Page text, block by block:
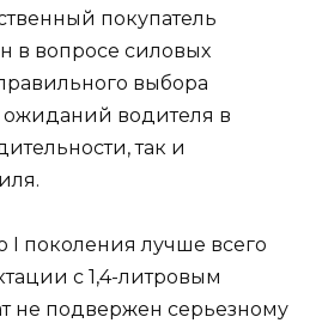
покупатель
в вопросе силовых
выбора
ожиданий водителя в
так и
поколения лучше всего
с 1,4-литровым
не подвержен серьезному